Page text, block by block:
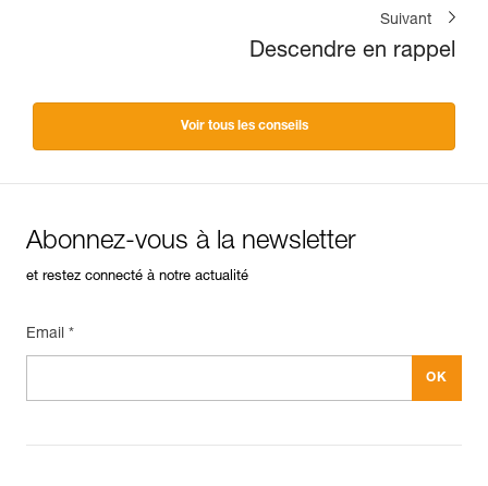
Suivant
Descendre en rappel
Voir tous les conseils
Abonnez-vous à la newsletter
et restez connecté à notre actualité
Email *